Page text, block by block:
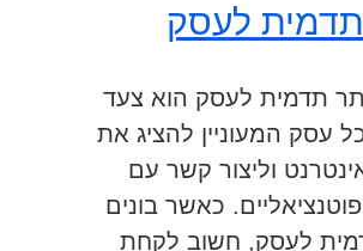
לעסק
תדמית לעסק הוא צעד
עסק המעוניין להציג את
וליצור קשר עם
כאשר בונים
לעסק, חשוב לקחת